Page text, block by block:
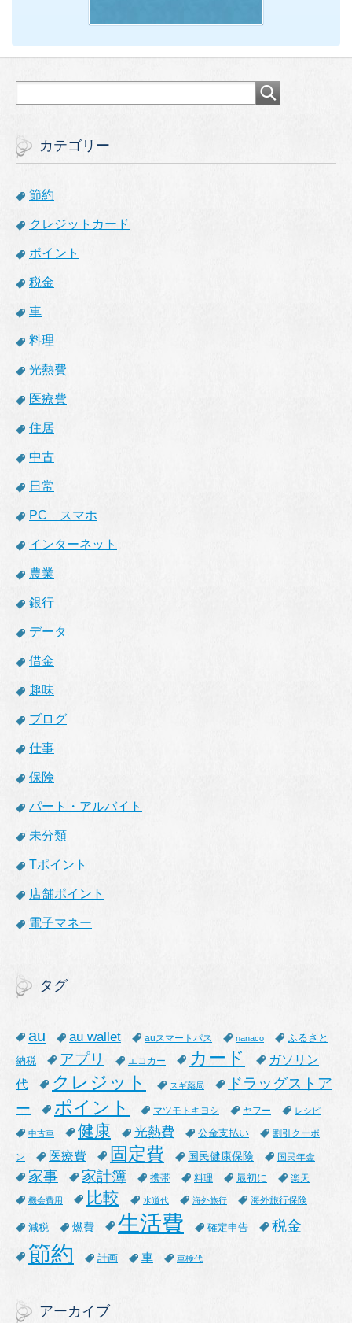
カテゴリー
節約
クレジットカード
ポイント
税金
車
料理
光熱費
医療費
住居
中古
日常
PC スマホ
インターネット
農業
銀行
データ
借金
趣味
ブログ
仕事
保険
パート・アルバイト
未分類
Tポイント
店舗ポイント
電子マネー
タグ
au au wallet auスマートパス nanaco
ふるさと
納税
アプリ エコカー カード
ガソリン
代
クレジット スギ薬局
ドラッグストア
ー
ポイント マツモトキヨシ ヤフー レシピ
中古車 健康 光熱費 公金支払い 割引クーポ
ン 医療費 固定費 国民健康保険 国民年金
家事 家計簿 携帯 料理 最初に 楽天
機会費用 比較 水道代 海外旅行 海外旅行保険
減税 燃費 生活費 確定申告 税金
節約 計画 車 車検代
アーカイブ